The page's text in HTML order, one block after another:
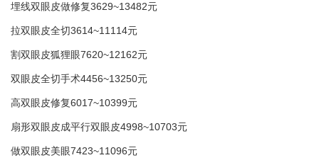
埋线双眼皮做修复3629~13482元
拉双眼皮全切3614~11114元
割双眼皮狐狸眼7620~12162元
双眼皮全切手术4456~13250元
高双眼皮修复6017~10399元
扇形双眼皮成平行双眼皮4998~10703元
做双眼皮美眼7423~11096元